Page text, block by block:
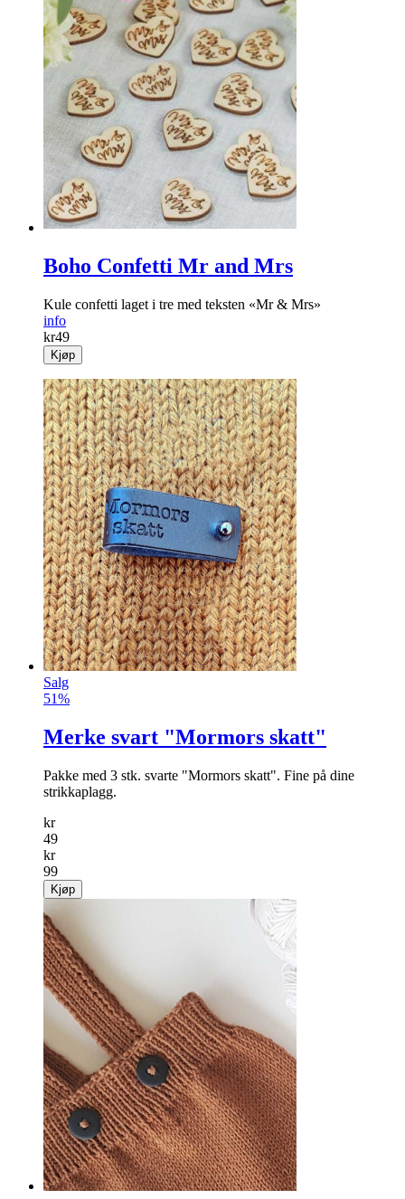
Boho Confetti Mr and Mrs
Kule confetti laget i tre med teksten «Mr & Mrs»
info
kr49
Kjøp
Salg
51%
Merke svart "Mormors skatt"
Pakke med 3 stk. svarte "Mormors skatt". Fine på dine
strikkaplagg.
kr
49
kr
99
Kjøp